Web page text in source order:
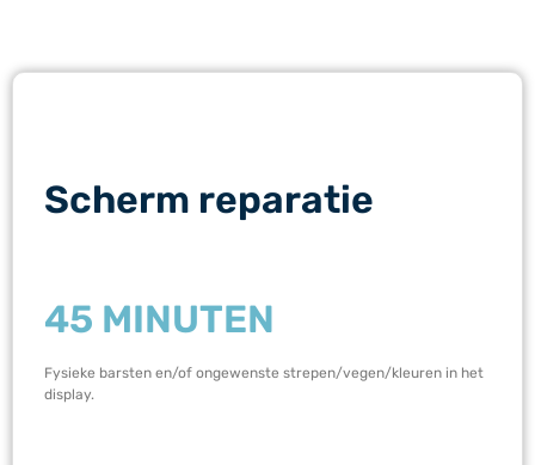
Scherm reparatie
45 MINUTEN
Fysieke barsten en/of ongewenste strepen/vegen/kleuren in het
display.